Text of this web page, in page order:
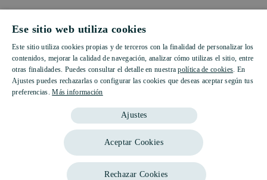
Descubre nuestras promociones
Seleccione su idioma
Español
English
Català
SPANISH
ENGLISH
Ese sitio web utiliza cookies
Este sitio utiliza cookies propias y de terceros con la finalidad de personalizar los
contenidos, mejorar la calidad de navegación, analizar cómo utilizas el sitio, entre
otras finalidades. Puedes consultar el detalle en nuestrapolítica de cookies. En
Ajustes puedes rechazarlas o configurar las cookies que deseas aceptar según tus
preferencias. Más información
Ajustes
Aceptar Cookies
Rechazar Cookies